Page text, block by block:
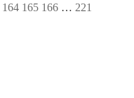
164 165 166 … 221